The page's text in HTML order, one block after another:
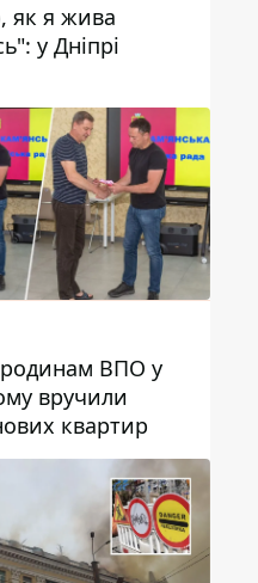
як я жива
у Дніпрі
та
дітей, яку
ВПО у
вручили
квартир